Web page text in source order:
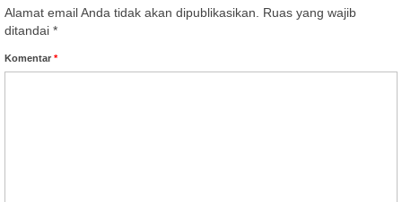
Alamat email Anda tidak akan dipublikasikan.
Ruas yang wajib
ditandai *
Komentar *